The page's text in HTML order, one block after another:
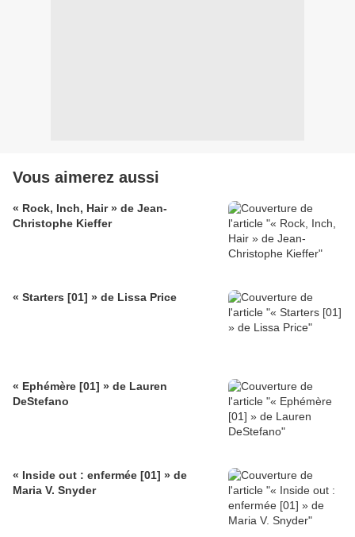
Vous aimerez aussi
« Rock, Inch, Hair » de Jean-
Christophe Kieffer
« Starters [01] » de Lissa Price
« Ephémère [01] » de Lauren
DeStefano
« Inside out : enfermée [01] » de
Maria V. Snyder